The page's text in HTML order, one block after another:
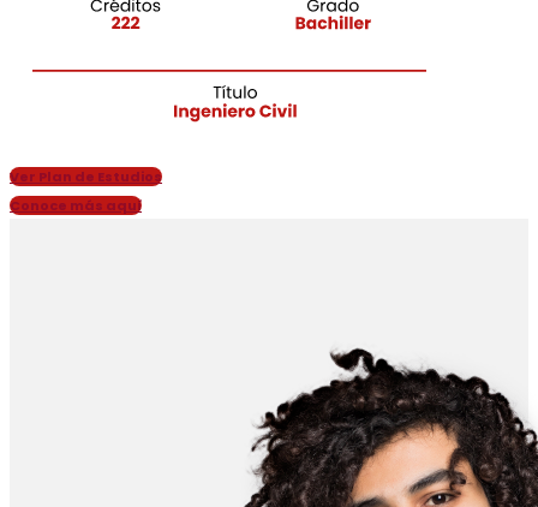
Ver Plan de Estudios
Conoce más aquí